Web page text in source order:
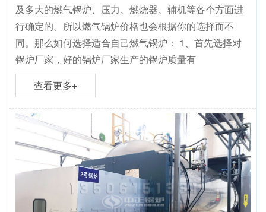
及多大的燃气锅炉、压力、燃烧器、辅机等各个方面进
行确定的。所以燃气锅炉价格也会根据你的选择而不
同。那么如何选择适合自己燃气锅炉： 1、首先选择对
锅炉厂家，好的锅炉厂家生产的锅炉质量有
查看更多+